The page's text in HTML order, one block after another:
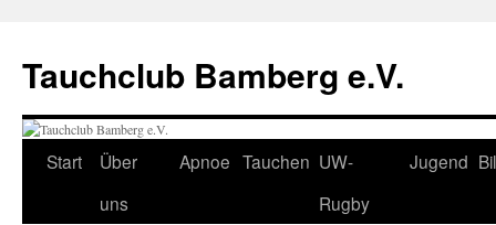
Tauchclub Bamberg e.V.
Start
Über
uns
Apnoe Tauchen UW-
Rugby
Jugend